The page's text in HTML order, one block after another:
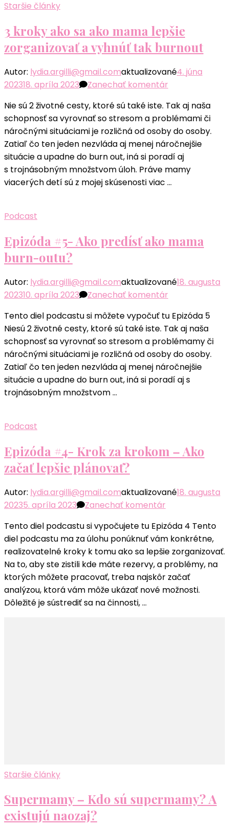
Staršie články
3 kroky ako sa ako mama lepšie
zorganizovať a vyhnúť tak burnout
Autor: lydia.argilli@gmail.comaktualizované4. júna
202318. apríla 2023 Zanechať komentár
3
kroky
ako
sa
ako
mama
lepšie
tak
burnout
Nie sú 2 životné cesty, ktoré sú také iste. Tak aj naša
schopnosť sa vyrovnať so stresom a problémami či
náročnými situáciami je rozličná od osoby do osoby.
Zatiaľ čo ten jeden nezvláda aj menej náročnejšie
situácie a upadne do burn out, iná si poradí aj
s trojnásobným množstvom úloh. Práve mamy
viacerých detí sú z mojej skúsenosti viac …
Podcast
Epizóda #5- Ako predísť ako mama
burn-outu?
Autor: lydia.argilli@gmail.comaktualizované18. augusta
202310. apríla 2023 Zanechať komentár
Epizóda
#5-
Ako
predísť
ako
mama
Tento diel podcastu si môžete vypočuť tu Epizóda 5
Niesú 2 životné cesty, ktoré sú také iste. Tak aj naša
schopnosť sa vyrovnať so stresom a problémamy či
náročnými situáciami je rozličná od osoby do osoby.
Zatiaľ čo ten jeden nezvláda aj menej náročnejšie
situácie a upadne do burn out, iná si poradí aj s
trojnásobným množstvom …
Podcast
Epizóda #4- Krok za krokom – Ako
začať lepšie plánovať?
Autor: lydia.argilli@gmail.comaktualizované18. augusta
20235. apríla 2023 Zanechať komentár
Epizóda
#4-
Krok
za
krokom
–
Tento diel podcastu si vypočujete tu Epizóda 4 Tento
diel podcastu ma za úlohu ponúknuť vám konkrétne,
realizovatelné kroky k tomu ako sa lepšie zorganizovať.
Na to, aby ste zistili kde máte rezervy, a problémy, na
ktorých môžete pracovať, treba najskôr začať
analýzou, ktorá vám môže ukázať nové možnosti.
Dôležité je sústrediť sa na činnosti, …
Staršie články
Supermamy – Kdo sú supermamy? A
existujú naozaj?